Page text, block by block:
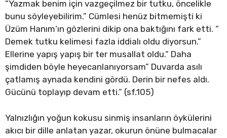
“Yazmak benim için vazgeçilmez bir tutku, öncelikle
bunu söyleyebilirim.” Cümlesi henüz bitmemişti ki
Üzüm Hanım‘ın gözlerini dikip ona baktığını fark etti. “
Demek tutku kelimesi fazla iddialı oldu diyorsun.”
Ellerine yapış yapış bir ter musallat oldu.“ Daha
şimdiden böyle heyecanlanıyorsam” Duvarda asılı
çatlamış aynada kendini gördü. Derin bir nefes aldı.
Gücünü toplayıp devam etti.” (sf.105)
Yalnızlığın yoğun kokusu sinmiş insanların öykülerini
akıcı bir dille anlatan yazar, okurun önüne bulmacalar